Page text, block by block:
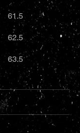
61.5
62.5
63.5